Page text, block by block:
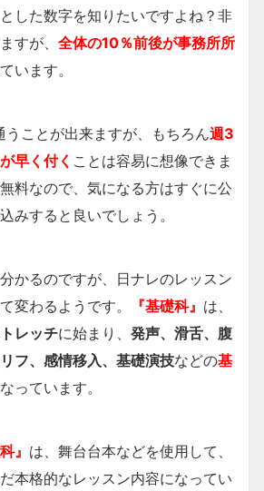
した数字を知りたいですよね？非
すが、 全体の10％前後が事務所所
います。
うことが出来ますが、もちろん週3
早く付く ことは容易に想像できま
料なので、気になる方はすぐに公
みすると良いでしょう。
かるのですが、日ナレのレッスン
変わるようです。
『基礎科』 は、
レッチに始まり、 発声、滑舌、腹
フ、感情移入、基礎演技などの基
っています。
』 は、舞台台本などを使用して、
本格的なレッスン内容になってい